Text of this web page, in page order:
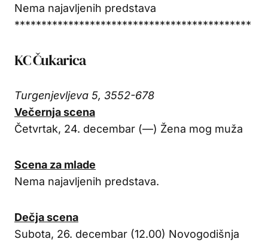
Nema najavljenih predstava
********************************************
KC Čukarica
Turgenjevljeva 5, 3552-678
Večernja scena
Četvrtak, 24. decembar (—) Žena mog muža
Scena za mlade
Nema najavljenih predstava.
Dečja scena
Subota, 26. decembar (12.00) Novogodišnja